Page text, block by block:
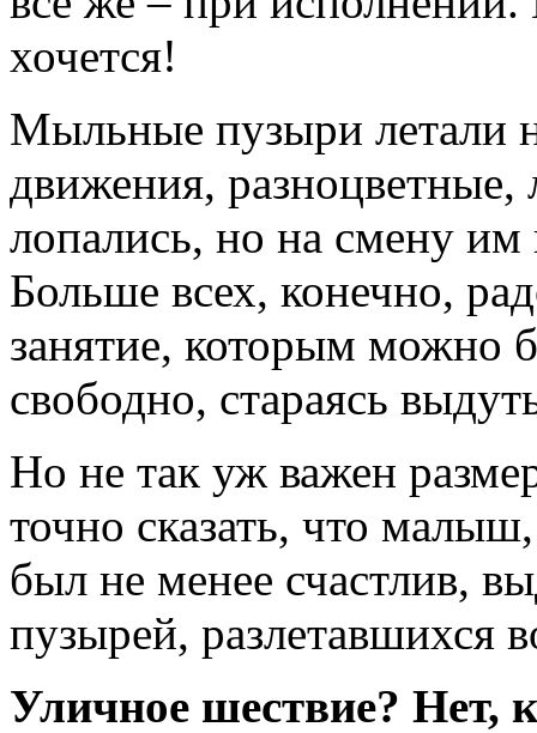
хочется!
Мыльные пузыри летали
движения,
лопались, но на смену
Больше всех, конечно,
занятие, которым можно
свободно, стараясь
Но не так уж важен
точно сказать, что
был не менее счастлив,
пузырей, разлетавшихся
Уличное шествие? Нет,